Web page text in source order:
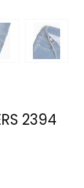
2394